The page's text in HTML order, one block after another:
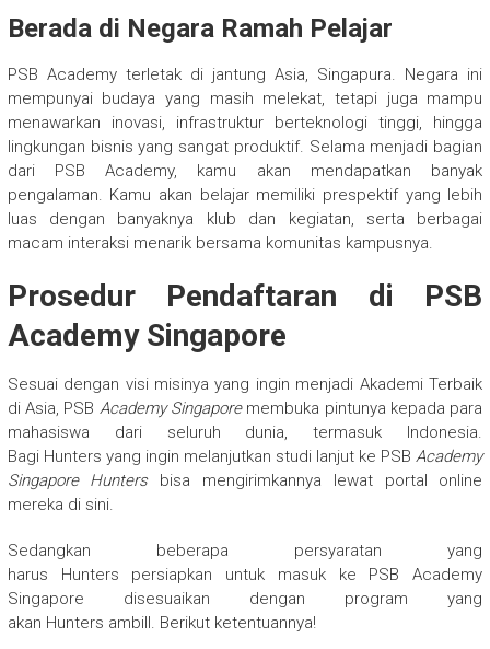
Berada di Negara Ramah Pelajar
PSB Academy terletak di jantung Asia, Singapura. Negara ini
mempunyai budaya yang masih melekat, tetapi juga mampu
menawarkan inovasi, infrastruktur berteknologi tinggi, hingga
lingkungan bisnis yang sangat produktif. Selama menjadi bagian
dari PSB Academy, kamu akan mendapatkan banyak
pengalaman. Kamu akan belajar memiliki prespektif yang lebih
luas dengan banyaknya klub dan kegiatan, serta berbagai
macam interaksi menarik bersama komunitas kampusnya.
Prosedur Pendaftaran di PSB
Academy Singapore
Sesuai dengan visi misinya yang ingin menjadi Akademi Terbaik
di Asia, PSB Academy Singapore membuka pintunya kepada para
mahasiswa dari seluruh dunia, termasuk Indonesia.
Bagi Hunters yang ingin melanjutkan studi lanjut ke PSBAcademy
Singapore Huntersbisa mengirimkannya lewat portal online
mereka di sini.
Sedangkan beberapa persyaratan yang
harus Hunters persiapkan untuk masuk ke PSB Academy
Singapore
disesuaikan dengan program yang
akan Hunters ambill. Berikut ketentuannya!